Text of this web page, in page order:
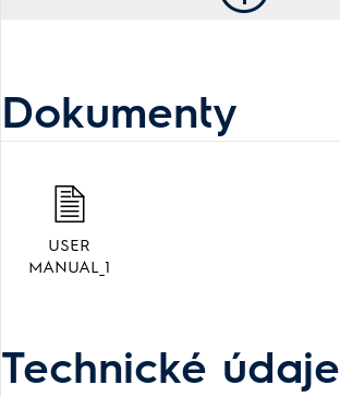
Dokumenty
USER
MANUAL_1
Technické údaje